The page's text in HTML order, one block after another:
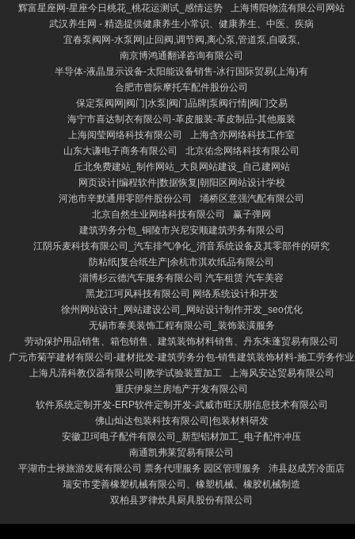
辉富星座网-星座今日桃花_桃花运测试_感情运势
上海博阳物流有限公司网站
武汉养生网 - 精选提供健康养生小常识、健康养生、中医、疾病
宜春泵阀网-水泵网|止回阀,调节阀,离心泵,管道泵,自吸泵,
南京博鸿通翻译咨询有限公司
半导体-液晶显示设备-太阳能设备销售-冰行国际贸易(上海)有
合肥市曾际摩托车配件股份公司
保定泵阀网|阀门|水泵|阀门品牌|泵阀行情|阀门交易
海宁市喜达制衣有限公司-革皮服装-革皮制品-其他服装
上海阅莹网络科技有限公司
上海含亦网络科技工作室
山东大谦电子商务有限公司
北京佑念网络科技有限公司
丘北免费建站_制作网站_大良网站建设_自己建网站
网页设计|编程软件|数据恢复|朝阳区网站设计学校
河池市辛默通用零部件股份公司
埇桥区意强汽配有限公司
北京自然生业网络科技有限公司
赢子弹网
建筑劳务分包_铜陵市兴尼安顺建筑劳务有限公司
江阴乐麦科技有限公司_汽车排气净化_消音系统设备及其零部件的研究
防粘纸|复合纸生产|余杭市淇欢纸品有限公司
淄博杉云德汽车服务有限公司 汽车租赁 汽车美容
黑龙江珂风科技有限公司 网络系统设计和开发
徐州网站设计_网站建设公司_网站设计制作开发_seo优化
无锡市泰美装饰工程有限公司_装饰装潢服务
劳动保护用品销售、箱包销售、建筑装饰材料销售、丹东朱蓬贸易有限公司
广元市菊芋建材有限公司-建材批发-建筑劳务分包-销售建筑装饰材料-施工劳务作业
上海凡清科教仪器有限公司|教学试验装置加工
上海风安达贸易有限公司
重庆伊泉兰房地产开发有限公司
软件系统定制开发-ERP软件定制开发-武威市旺沃朋信息技术有限公司
佛山灿达包装科技有限公司|包装材料研发
安徽卫珂电子配件有限公司_新型铝材加工_电子配件冲压
南通凯弗莱贸易有限公司
平湖市士禄旅游发展有限公司 票务代理服务 园区管理服务
沛县赵成芳冷面店
瑞安市雯善橡塑机械有限公司、橡塑机械、橡胶机械制造
双柏县罗律炊具厨具股份有限公司